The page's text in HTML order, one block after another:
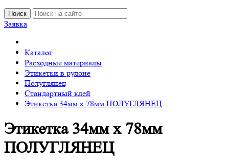
Поиск
Заявка
Каталог
Расходные материалы
Этикетки в рулоне
Полуглянец
Стандартный клей
Этикетка 34мм х 78мм ПОЛУГЛЯНЕЦ
Этикетка 34мм х 78мм
ПОЛУГЛЯНЕЦ